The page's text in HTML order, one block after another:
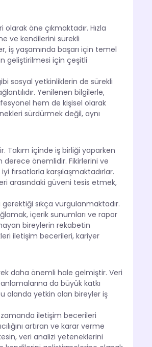
öne çıkmaktadır. Hızla
ve kendilerini sürekli
iş yaşamında başarı için temel
geliştirilmesi için çeşitli
sosyal yetkinliklerin de sürekli
Yenilenen bilgilerle,
hem de kişisel olarak
sürdürmek değil, aynı
Takım içinde iş birliği yaparken
önemlidir. Fikirlerini ve
fırsatlarla karşılaşmaktadırlar.
arasındaki güveni tesis etmek,
sıkça vurgulanmaktadır.
içerik sunumları ve rapor
bireylerin rekabetin
iletişim becerileri, kariyer
daha önemli hale gelmiştir. Veri
da büyük katkı
alanda yetkin olan bireyler iş
iletişim becerileri
artıran ve karar verme
veri analizi yeteneklerini